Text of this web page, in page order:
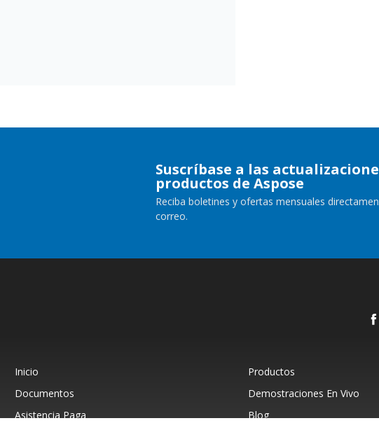
Suscríbase a las
productos de Aspose
Reciba boletines y ofertas mensuales
correo.
Inicio Productos
Documentos
Demostraciones En Vivo
Asistencia Paga
Blog